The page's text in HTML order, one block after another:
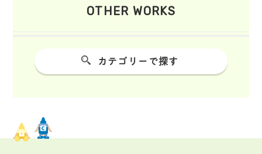
OTHER WORKS
カテゴリーで探す